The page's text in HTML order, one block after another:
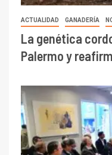
ACTUALIDAD GANADERÍA
La genética
Palermo y